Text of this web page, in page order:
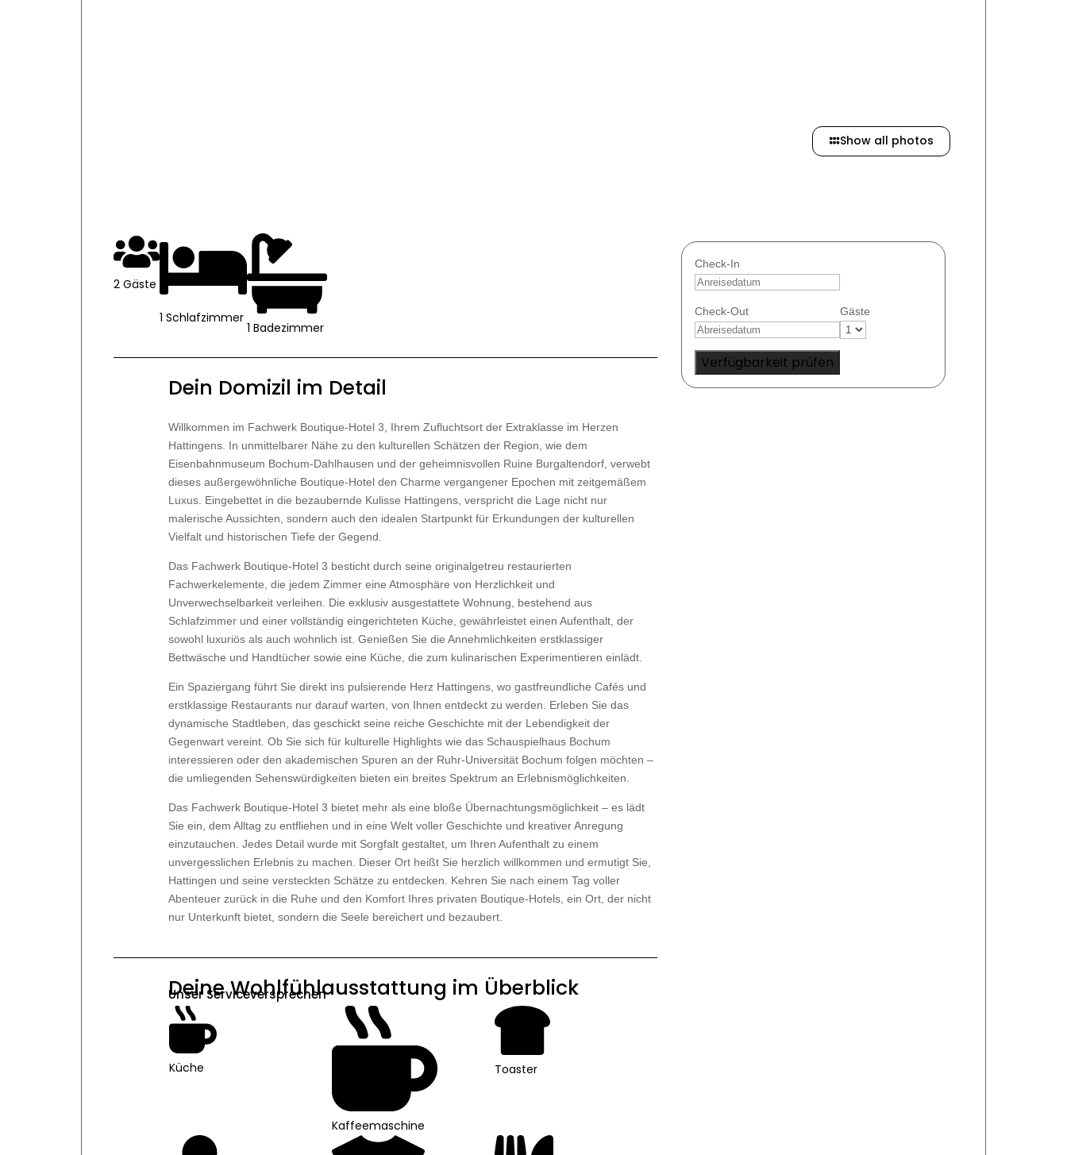
Show all photos
2 Gäste
1 Schlafzimmer
1 Badezimmer
Dein Domizil im Detail
Willkommen im Fachwerk Boutique-Hotel 3, Ihrem Zufluchtsort der Extraklasse im Herzen
Hattingens. In unmittelbarer Nähe zu den kulturellen Schätzen der Region, wie dem
Eisenbahnmuseum Bochum-Dahlhausen und der geheimnisvollen Ruine Burgaltendorf, verwebt
dieses außergewöhnliche Boutique-Hotel den Charme vergangener Epochen mit zeitgemäßem
Luxus. Eingebettet in die bezaubernde Kulisse Hattingens, verspricht die Lage nicht nur
malerische Aussichten, sondern auch den idealen Startpunkt für Erkundungen der kulturellen
Vielfalt und historischen Tiefe der Gegend.
Das Fachwerk Boutique-Hotel 3 besticht durch seine originalgetreu restaurierten
Fachwerkelemente, die jedem Zimmer eine Atmosphäre von Herzlichkeit und
Unverwechselbarkeit verleihen. Die exklusiv ausgestattete Wohnung, bestehend aus
Schlafzimmer und einer vollständig eingerichteten Küche, gewährleistet einen Aufenthalt, der
sowohl luxuriös als auch wohnlich ist. Genießen Sie die Annehmlichkeiten erstklassiger
Bettwäsche und Handtücher sowie eine Küche, die zum kulinarischen Experimentieren einlädt.
Ein Spaziergang führt Sie direkt ins pulsierende Herz Hattingens, wo gastfreundliche Cafés und
erstklassige Restaurants nur darauf warten, von Ihnen entdeckt zu werden. Erleben Sie das
dynamische Stadtleben, das geschickt seine reiche Geschichte mit der Lebendigkeit der
Gegenwart vereint. Ob Sie sich für kulturelle Highlights wie das Schauspielhaus Bochum
interessieren oder den akademischen Spuren an der Ruhr-Universität Bochum folgen möchten –
die umliegenden Sehenswürdigkeiten bieten ein breites Spektrum an Erlebnismöglichkeiten.
Das Fachwerk Boutique-Hotel 3 bietet mehr als eine bloße Übernachtungsmöglichkeit – es lädt
Sie ein, dem Alltag zu entfliehen und in eine Welt voller Geschichte und kreativer Anregung
einzutauchen. Jedes Detail wurde mit Sorgfalt gestaltet, um Ihren Aufenthalt zu einem
unvergesslichen Erlebnis zu machen. Dieser Ort heißt Sie herzlich willkommen und ermutigt Sie,
Hattingen und seine versteckten Schätze zu entdecken. Kehren Sie nach einem Tag voller
Abenteuer zurück in die Ruhe und den Komfort Ihres privaten Boutique-Hotels, ein Ort, der nicht
nur Unterkunft bietet, sondern die Seele bereichert und bezaubert.
Deine Wohlfühlausstattung im Überblick
Unser Serviceversprechen
Küche
Kaffeemaschine
Toaster
Check-In
Check-Out Gäste